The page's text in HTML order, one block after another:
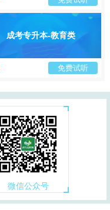
成考专升本-教育类
免费试听
微信公众号